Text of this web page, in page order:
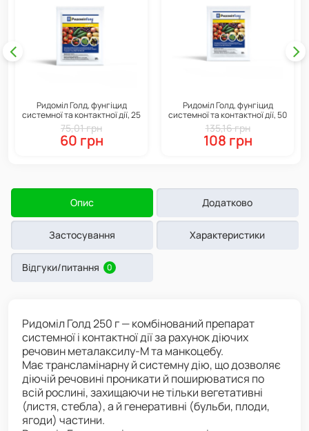
Ридоміл Голд, фунгіцид
системної та контактної дії, 25
г, Syngenta
60 грн
75,01 грн
Ридоміл Голд, фунгіцид
системної та контактної дії, 50
г, Syngenta
108 грн
135,16 грн
Опис Додатково
Застосування Характеристики
Відгуки/питання 0
Ридоміл Голд 250 г — комбінований препарат
системної і контактної дії за рахунок діючих
речовин металаксилу-М та манкоцебу.
Має трансламінарну й системну дію, що дозволяє
діючій речовині проникати й поширюватися по
всій рослині, захищаючи не тільки вегетативні
(листя, стебла), а й генеративні (бульби, плоди,
ягоди) частини.